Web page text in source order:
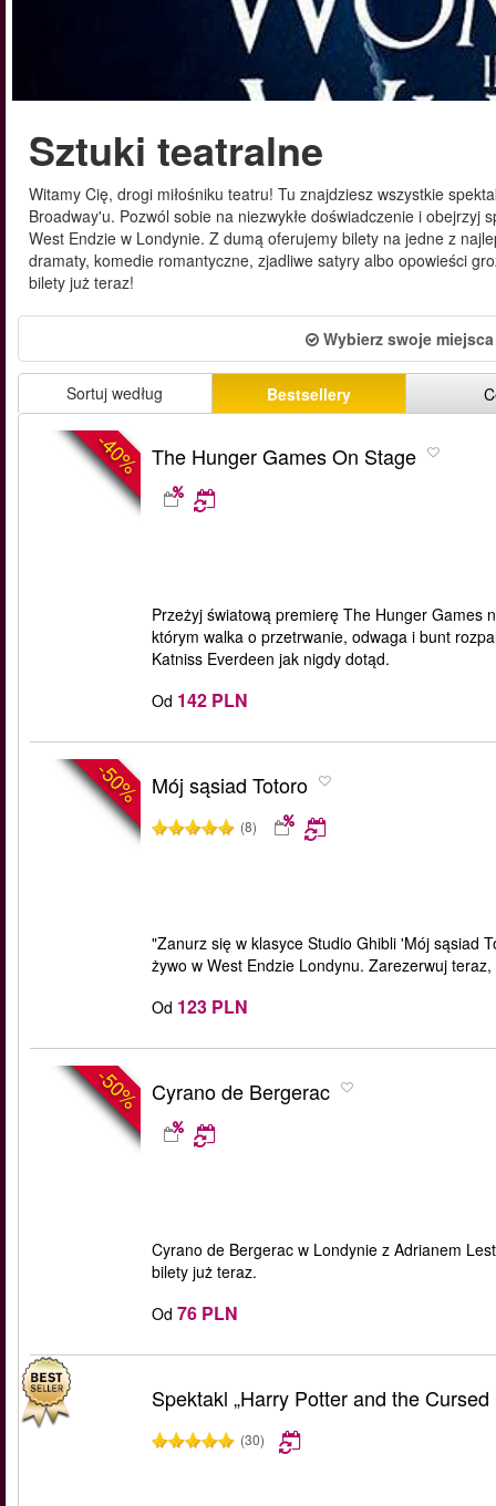
Sztuki teatralne
Witamy Cię, drogi miłośniku teatru! Tu znajdziesz wszystkie
Broadway'u. Pozwól sobie na niezwykłe doświadczenie i
West Endzie w Londynie. Z dumą oferujemy bilety na jedne z
dramaty, komedie romantyczne, zjadliwe satyry albo opowieści
bilety już teraz!
Wybierz swoje miejsca
Sortuj według Bestsellery
-40% The Hunger Games On Stage
Przeżyj światową premierę The Hunger Games
którym walka o przetrwanie, odwaga i bunt
Katniss Everdeen jak nigdy dotąd.
Od 142 PLN
-50% Mój sąsiad Totoro
(8)
"Zanurz się w klasyce Studio Ghibli 'Mój sąsiad
żywo w West Endzie Londynu. Zarezerwuj
Od 123 PLN
-50% Cyrano de Bergerac
Cyrano de Bergerac w Londynie z Adrianem
bilety już teraz.
Od 76 PLN
Spektakl „Harry Potter and the Cursed
(30)